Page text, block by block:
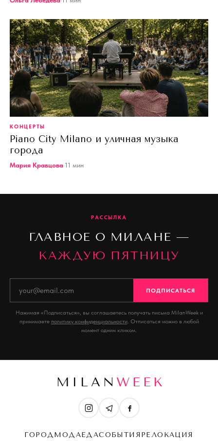
КОНЦЕРТЫ
Piano City Milano и уличная музыка
города
Мария Кравцова·11 мин
РАССЫЛКА
ГЛАВНОЕ О МИЛАНЕ —
КАЖДУЮ ПЯТНИЦУ
ПОДПИСАТЬСЯ
Нажимая «Подписаться», вы соглашаетесь получать письма MilanWeek и
принимаете политику конфиденциальности. Отписаться можно в любой
момент одним кликом.
MILAN WEEK
ГОРОДМОДАЕДАСОБЫТИЯ РЕЛОКАЦИЯ